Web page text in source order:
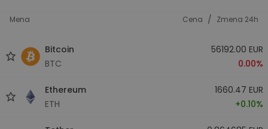
Mena Cena / Zmena 24h
Bitcoin
BTC
56192.00 EUR
0.00%
Ethereum
ETH
1660.47 EUR
+0.10%